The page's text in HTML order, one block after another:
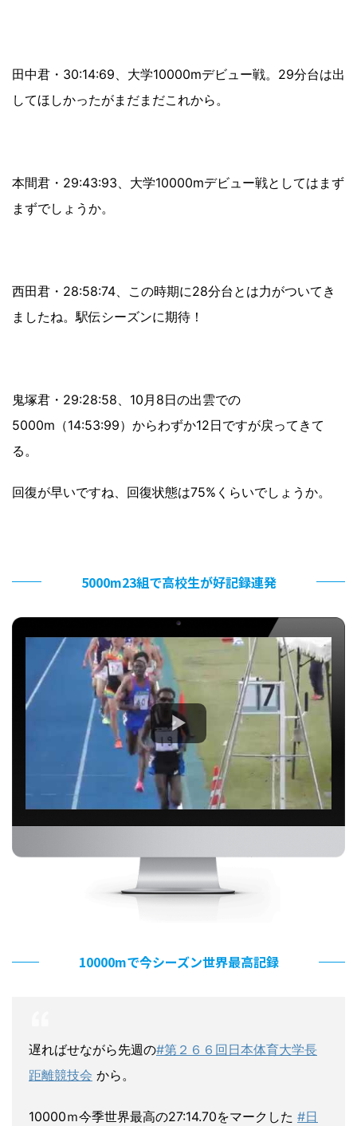
田中君・30:14:69、大学10000mデビュー戦。29分台は出
してほしかったがまだまだこれから。
本間君・29:43:93、大学10000mデビュー戦としてはまず
まずでしょうか。
西田君・28:58:74、この時期に28分台とは力がついてき
ましたね。駅伝シーズンに期待！
鬼塚君・29:28:58、10月8日の出雲での
5000m（14:53:99）からわずか12日ですが戻ってきて
る。
回復が早いですね、回復状態は75%くらいでしょうか。
5000m23組で高校生が好記録連発
10000mで今シーズン世界最高記録
遅ればせながら先週の#第２６６回日本体育大学長
距離競技会 から。
10000ｍ今季世界最高の27:14.70をマークした #日